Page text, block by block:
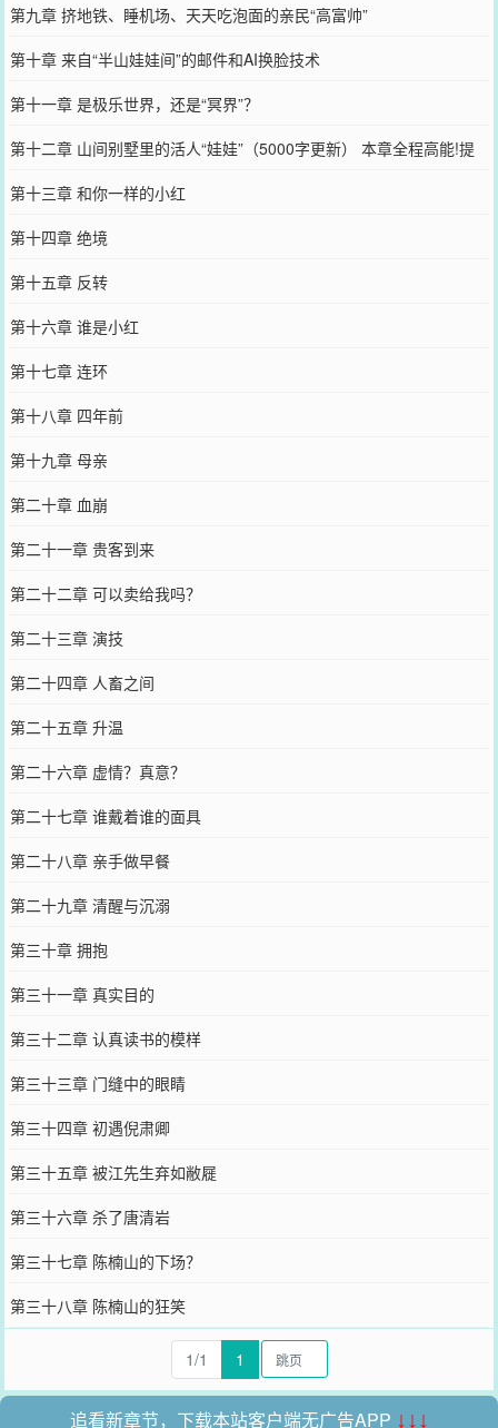
第九章 挤地铁、睡机场、天天吃泡面的亲民“高富帅”
第十章 来自“半山娃娃间”的邮件和AI换脸技术
第十一章 是极乐世界，还是“冥界”？
第十二章 山间别墅里的活人“娃娃”（5000字更新） 本章全程高能!提
前预警！这不是演习！
第十三章 和你一样的小红
第十四章 绝境
第十五章 反转
第十六章 谁是小红
第十七章 连环
第十八章 四年前
第十九章 母亲
第二十章 血崩
第二十一章 贵客到来
第二十二章 可以卖给我吗？
第二十三章 演技
第二十四章 人畜之间
第二十五章 升温
第二十六章 虚情？真意？
第二十七章 谁戴着谁的面具
第二十八章 亲手做早餐
第二十九章 清醒与沉溺
第三十章 拥抱
第三十一章 真实目的
第三十二章 认真读书的模样
第三十三章 门缝中的眼睛
第三十四章 初遇倪肃卿
第三十五章 被江先生弃如敝屣
第三十六章 杀了唐清岩
第三十七章 陈楠山的下场？
第三十八章 陈楠山的狂笑
1/1 1
追看新章节，下载本站客户端无广告APP ↓↓↓